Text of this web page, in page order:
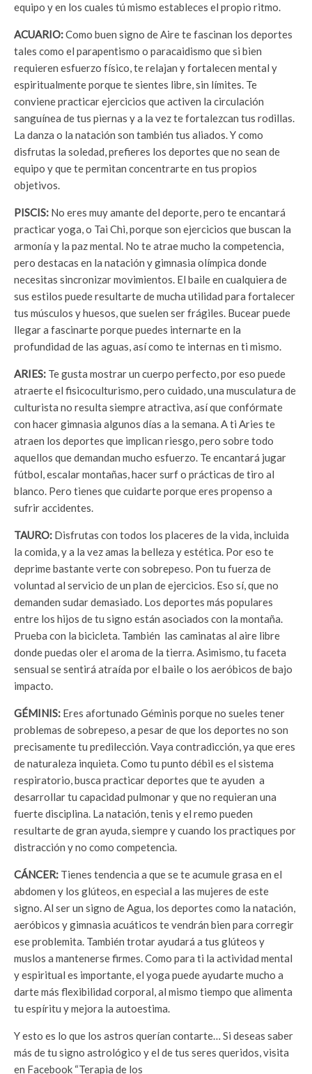
equipo y en los cuales tú mismo estableces el propio ritmo.
ACUARIO:Como buen signo de Aire te fascinan los deportes
tales como el parapentismo o paracaidismo que si bien
requieren esfuerzo físico, te relajan y fortalecen mental y
espiritualmente porque te sientes libre, sin límites. Te
conviene practicar ejercicios que activen la circulación
sanguínea de tus piernas y a la vez te fortalezcan tus rodillas.
La danza o la natación son también tus aliados. Y como
disfrutas la soledad, prefieres los deportes que no sean de
equipo y que te permitan concentrarte en tus propios
objetivos.
PISCIS: No eres muy amante del deporte, pero te encantará
practicar yoga, o Tai Chi, porque son ejercicios que buscan la
armonía y la paz mental. No te atrae mucho la competencia,
pero destacas en la natación y gimnasia olímpica donde
necesitas sincronizar movimientos. El baile en cualquiera de
sus estilos puede resultarte de mucha utilidad para fortalecer
tus músculos y huesos, que suelen ser frágiles. Bucear puede
llegar a fascinarte porque puedes internarte en la
profundidad de las aguas, así como te internas en ti mismo.
ARIES: Te gusta mostrar un cuerpo perfecto, por eso puede
atraerte el fisicoculturismo, pero cuidado, una musculatura de
culturista no resulta siempre atractiva, así que confórmate
con hacer gimnasia algunos días a la semana. A ti Aries te
atraen los deportes que implican riesgo, pero sobre todo
aquellos que demandan mucho esfuerzo. Te encantará jugar
fútbol, escalar montañas, hacer surf o prácticas de tiro al
blanco. Pero tienes que cuidarte porque eres propenso a
sufrir accidentes.
TAURO: Disfrutas con todos los placeres de la vida, incluida
la comida, y a la vez amas la belleza y estética. Por eso te
deprime bastante verte con sobrepeso. Pon tu fuerza de
voluntad al servicio de un plan de ejercicios. Eso sí, que no
demanden sudar demasiado. Los deportes más populares
entre los hijos de tu signo están asociados con la montaña.
Prueba con la bicicleta. También las caminatas al aire libre
donde puedas oler el aroma de la tierra. Asimismo, tu faceta
sensual se sentirá atraída por el baile o los aeróbicos de bajo
impacto.
GÉMINIS: Eres afortunado Géminis porque no sueles tener
problemas de sobrepeso, a pesar de que los deportes no son
precisamente tu predilección. Vaya contradicción, ya que eres
de naturaleza inquieta. Como tu punto débil es el sistema
respiratorio, busca practicar deportes que te ayuden a
desarrollar tu capacidad pulmonar y que no requieran una
fuerte disciplina. La natación, tenis y el remo pueden
resultarte de gran ayuda, siempre y cuando los practiques por
distracción y no como competencia.
CÁNCER: Tienes tendencia a que se te acumule grasa en el
abdomen y los glúteos, en especial a las mujeres de este
signo. Al ser un signo de Agua, los deportes como la natación,
aeróbicos y gimnasia acuáticos te vendrán bien para corregir
ese problemita. También trotar ayudará a tus glúteos y
muslos a mantenerse firmes. Como para ti la actividad mental
y espiritual es importante, el yoga puede ayudarte mucho a
darte más flexibilidad corporal, al mismo tiempo que alimenta
tu espíritu y mejora la autoestima.
Y esto es lo que los astros querían contarte… Si deseas saber
más de tu signo astrológico y el de tus seres queridos, visita
en Facebook “Terapia de los